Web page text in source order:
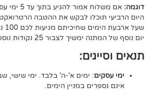
אם משלוח אמור להגיע בתוך עד 5 ימי עסקים, כבר בסיום
לבקש את ההטבה הרטרואקטיבית. זאת אומרת
שעל ארבעת הימים שחיכיתם מגיעות לכם 100 נקודות מועדון, וכל
לצבור 25 נקודות נוספות.
: ימים א'-ה' בלבד. ימי שישי, שבת, ערבי חג וחגים
במניין הימים.